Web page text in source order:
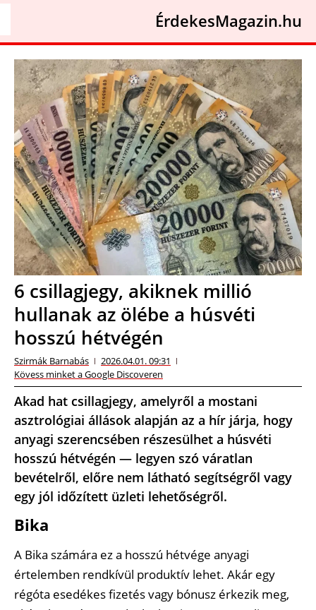
ÉrdekesMagazin.hu
6 csillagjegy, akiknek millió
hullanak az ölébe a húsvéti
hosszú hétvégén
Szirmák Barnabás
2026.04.01. 09:31
Kövess minket a Google Discoveren
Akad hat csillagjegy, amelyről a mostani
asztrológiai állások alapján az a hír járja, hogy
anyagi szerencsében részesülhet a húsvéti
hosszú hétvégén — legyen szó váratlan
bevételről, előre nem látható segítségről vagy
egy jól időzített üzleti lehetőségről.
Bika
A Bika számára ez a hosszú hétvége anyagi
értelemben rendkívül produktív lehet. Akár egy
régóta esedékes fizetés vagy bónusz érkezik meg,